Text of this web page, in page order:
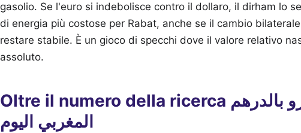
gasolio. Se l'euro si indebolisce contro il dollaro, il dirham lo
di energia più costose per Rabat, anche se il cambio
restare stabile. È un gioco di specchi dove il valore relativo
assoluto.
Oltre il numero della ricerca كم يساوي اليورو بالدرهم
المغربي اليوم